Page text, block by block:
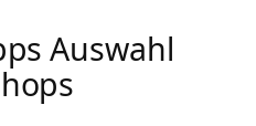
Auswahl